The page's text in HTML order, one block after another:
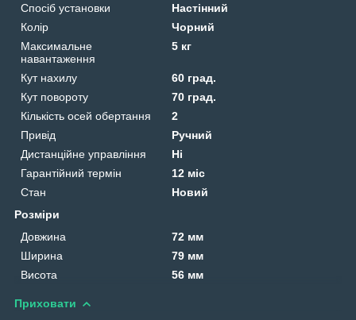
Спосіб установки
Настінний
Колір
Чорний
Максимальне
навантаження
5 кг
Кут нахилу
60 град.
Кут повороту
70 град.
Кількість осей обертання
2
Привід
Ручний
Дистанційне управління
Ні
Гарантійний термін
12 міс
Стан
Новий
Розміри
Довжина
72 мм
Ширина
79 мм
Висота
56 мм
Приховати